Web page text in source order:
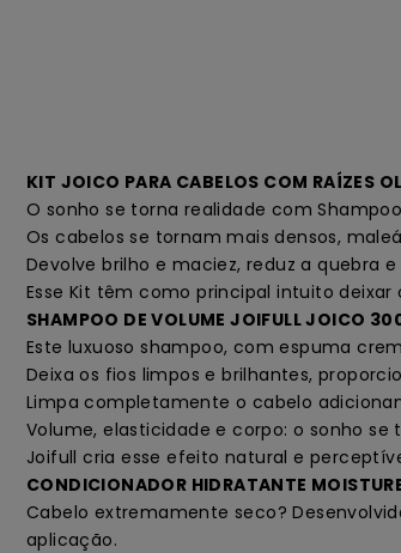
KIT JOICO PARA CABELOS COM RAÍZES
O sonho se torna realidade com Shampoo
Os cabelos se tornam mais densos,
Devolve brilho e maciez, reduz a quebra
Esse Kit têm como principal intuito
SHAMPOO DE VOLUME JOIFULL JOICO
Este luxuoso shampoo, com espuma
Deixa os fios limpos e brilhantes,
Limpa completamente o cabelo
Volume, elasticidade e corpo: o sonho
Joifull cria esse efeito natural e
CONDICIONADOR HIDRATANTE
Cabelo extremamente seco?
aplicação.